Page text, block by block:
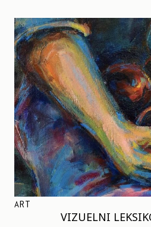
ART
VIZUELNI